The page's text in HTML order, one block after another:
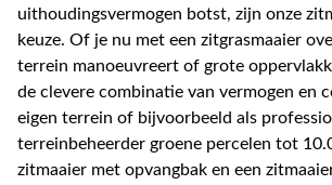
uithoudingsvermogen botst, zijn onze
keuze. Of je nu met een zitgrasmaaier
terrein manoeuvreert of grote
de clevere combinatie van vermogen en
eigen terrein of bijvoorbeeld als
terreinbeheerder groene percelen tot
zitmaaier met opvangbak en een